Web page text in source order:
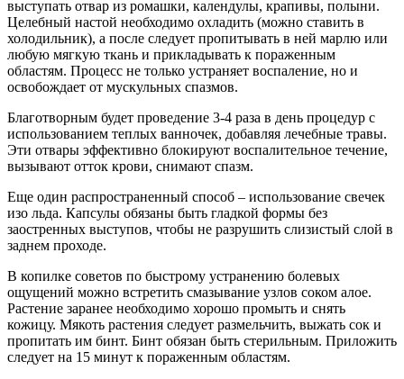
выступать отвар из ромашки, календулы, крапивы, полыни.
Целебный настой необходимо охладить (можно ставить в
холодильник), а после следует пропитывать в ней марлю или
любую мягкую ткань и прикладывать к пораженным
областям. Процесс не только устраняет воспаление, но и
освобождает от мускульных спазмов.
Благотворным будет проведение 3-4 раза в день процедур с
использованием теплых ванночек, добавляя лечебные травы.
Эти отвары эффективно блокируют воспалительное течение,
вызывают отток крови, снимают спазм.
Еще один распространенный способ – использование свечек
изо льда. Капсулы обязаны быть гладкой формы без
заостренных выступов, чтобы не разрушить слизистый слой в
заднем проходе.
В копилке советов по быстрому устранению болевых
ощущений можно встретить смазывание узлов соком алое.
Растение заранее необходимо хорошо промыть и снять
кожицу. Мякоть растения следует размельчить, выжать сок и
пропитать им бинт. Бинт обязан быть стерильным. Приложить
следует на 15 минут к пораженным областям.